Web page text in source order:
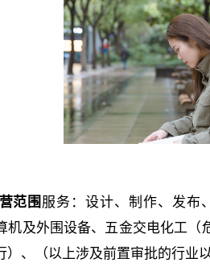
范围 服务：设计、制作、发布
机及外围设备、五金交电化工
）、（以上涉及前置审批的行业